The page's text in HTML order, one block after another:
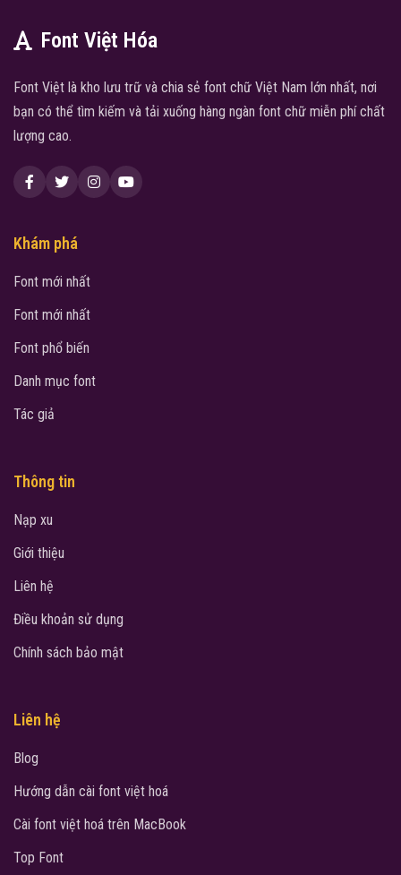
Font Việt Hóa
Font Việt là kho lưu trữ và chia sẻ font chữ Việt Nam lớn nhất, nơi
bạn có thể tìm kiếm và tải xuống hàng ngàn font chữ miễn phí chất
lượng cao.
Khám phá
Font mới nhất
Font mới nhất
Font phổ biến
Danh mục font
Tác giả
Thông tin
Nạp xu
Giới thiệu
Liên hệ
Điều khoản sử dụng
Chính sách bảo mật
Liên hệ
Blog
Hướng dẫn cài font việt hoá
Cài font việt hoá trên MacBook
Top Font